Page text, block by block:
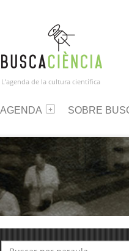
L’agenda de la cultura científica
AGENDA SOBRE